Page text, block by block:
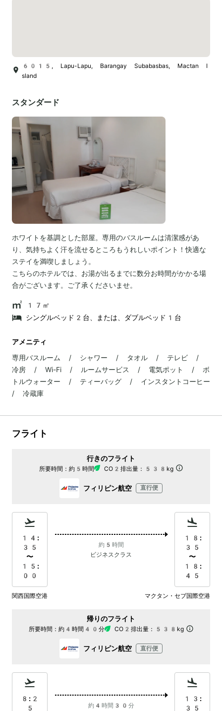
6015, Lapu-Lapu, Barangay Subabasbas, Mactan I
sland
スタンダード
ホワイトを基調とした部屋。専用のバスルームは清潔感があ
り、気持ちよく汗を流せるところもうれしいポイント！快適な
ステイを満喫しましょう。
こちらのホテルでは、お湯が出るまでに数分お時間がかかる場
合がございます。ご了承くださいませ。
17㎡
シングルベッド2台、または、ダブルベッド1台
アメニティ
専用バスルーム / シャワー / タオル / テレビ /
冷房 / Wi-Fi / ルームサービス / 電気ポット / ボ
トルウォーター / ティーバッグ / インスタントコーヒー
/ 冷蔵庫
フライト
行きのフライト
所要時間： 約5時間 CO2排出量： 538kg
フィリピン航空 直行便
14:
35
〜
15:
00
約5時間
ビジネスクラス
18:
35
〜
18:
45
関西国際空港 マクタン・セブ国際空港
帰りのフライト
所要時間： 約4時間40分 CO2排出量： 538kg
フィリピン航空 直行便
8:2
5
約4時間30分
13:
35